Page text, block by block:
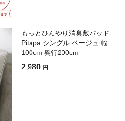
もっとひんやり消臭敷パッド
Pitapa シングル ベージュ 幅
100cm 奥行200cm
2,980 円